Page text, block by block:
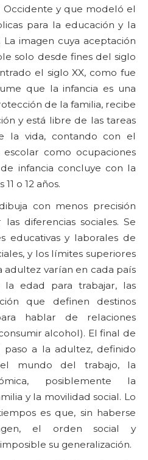
Occidente y que modeló el
para la educación y la
imagen cuya aceptación
solo desde fines del siglo
el siglo XX, como fue
que la infancia es una
de la familia, recibe
y está libre de las tareas
la vida, contando con el
como ocupaciones
infancia concluye con la
o 12 años.
con menos precisión
diferencias sociales. Se
educativas y laborales de
y los límites superiores
adultez varían en cada país
edad para trabajar, las
que definen destinos
hablar de relaciones
alcohol). El final de
a la adultez, definido
mundo del trabajo, la
posiblemente la
y la movilidad social. Lo
es que, sin haberse
el orden social y
su generalización.